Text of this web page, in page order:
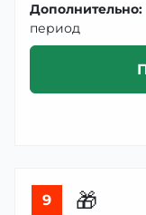
Дополнительно:
период
9 🎁